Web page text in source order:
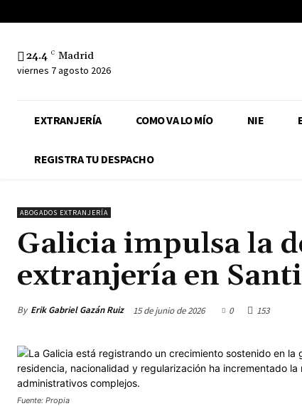
24.4 C Madrid
viernes 7 agosto 2026
EXTRANJERÍA COMO VA LO MÍO NIE
REGISTRA TU DESPACHO
ABOGADOS EXTRANJERÍA
Galicia impulsa la
extranjería en
By Erik Gabriel Gazán Ruiz 15 de junio de 2026 0 153
Fuente: Propia